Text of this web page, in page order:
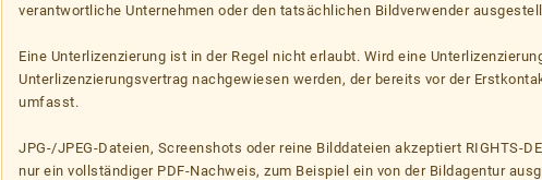
verantwortliche Unternehmen oder den tatsächlichen Bildverwender
Eine Unterlizenzierung ist in der Regel nicht erlaubt. Wird eine
Unterlizenzierungsvertrag nachgewiesen werden, der bereits vor der
umfasst.
JPG-/JPEG-Dateien, Screenshots oder reine Bilddateien akzeptiert RIGHTS-
nur ein vollständiger PDF-Nachweis, zum Beispiel ein von der Bildagentur